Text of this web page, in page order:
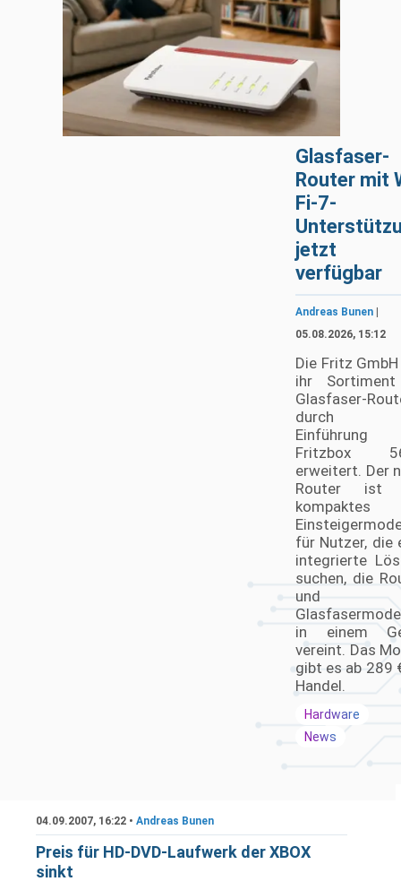
Glasfaser-
Router mit
Fi-7-
jetzt
verfügbar
Andreas Bunen
05.08.2026, 15:12
Die Fritz
ihr
Glasfaser-
durch
Einführung
Fritzbox
erweitert. Der
Router ist
kompaktes
für Nutzer, die
integrierte
suchen, die
und
in einem
vereint. Das
gibt es ab 289
Handel.
Hardware
News
04.09.2007, 16:22 • Andreas Bunen
Preis für HD-DVD-Laufwerk der XBOX
sinkt